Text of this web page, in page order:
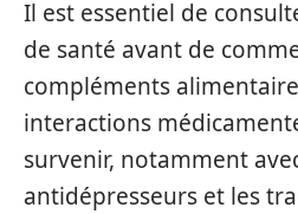
Il est essentiel de
de santé avant de
compléments
interactions
survenir, notamment
antidépresseurs et les